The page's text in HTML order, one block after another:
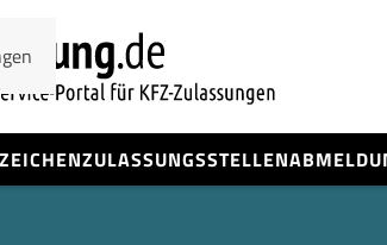
ZULASSUNGSSTELLEN